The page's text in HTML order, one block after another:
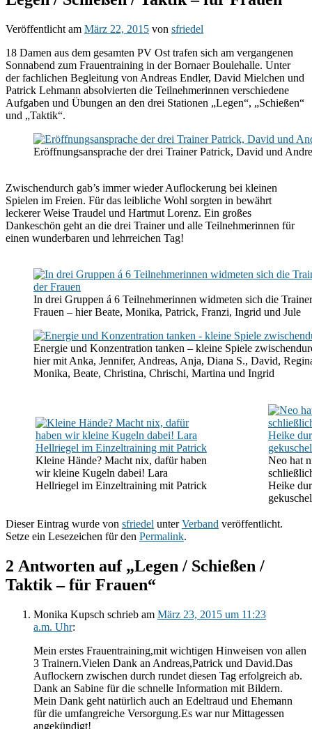
Veröffentlicht am März 22, 2015 von sfriedel
18 Damen aus dem gesamten PV Ost trafen sich am vergangenen
Sonnabend zum Frauentraining in der Bornaer Boulehalle. Unter
der fachlichen Begleitung von Andreas Endler, David Mielchen und
Patrick Lehmann absolvierten die Teilnehmerinnen verschiedene
Aufgaben und Übungen an den drei Stationen „Legen“, „Schießen“
und „Taktik“.
Eröffnungsansprache der drei Trainer Patrick, David und
Zwischendurch gab’s immer wieder Auflockerung bei kleinen
Spielen im Freien. Für das leibliche Wohl sorgten in bewährt
leckerer Weise Traudel und Hartmut Lorenz. Ein großes
Dankeschön geht an die drei Trainer und alle Teilnehmerinnen für
einen wunderbaren und lehrreichen Tag!
In drei Gruppen á 6 Teilnehmerinnen widmeten sich die
Frauen – hier Beate, Monika, Patrick, Franzi, Ingrid und Jule
Energie und Konzentration tanken – kleine Spiele
hier mit Anka, Jennifer, Andreas, Anja, Diana S., David,
Monika, Beate, Christina, Chrischi, Martina und Ingrid
Kleine Hände? Macht nix, dafür haben
wir kleine Kugeln dabei! Lara
Hellriegel im Einzeltraining mit Patrick
Neo hat
Heike
Dieser Eintrag wurde von sfriedel unterVerband veröffentlicht.
Setze ein Lesezeichen für den Permalink.
2 Antworten auf „Legen / Schießen /
Taktik – für Frauen“
Monika Kupsch schrieb am März 23, 2015 um 11:23
a.m. Uhr:
Mein erstes Frauentraining,mit wichtigen Hinweisen von allen
3 Trainern.Vielen Dank an Andreas,Patrick und David.Das
Auflockern zwischen durch rundet diesen Tag erfolgreich ab.
Dank an Sabine für die schnelle Information mit Bildern.
Mein Dank geht natürlich auch an Edeltraud und Ehemann
für die umfangreiche Versorgung.Es war nur Mittagessen
angekündigt!